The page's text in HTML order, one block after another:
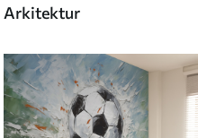
Arkitektur